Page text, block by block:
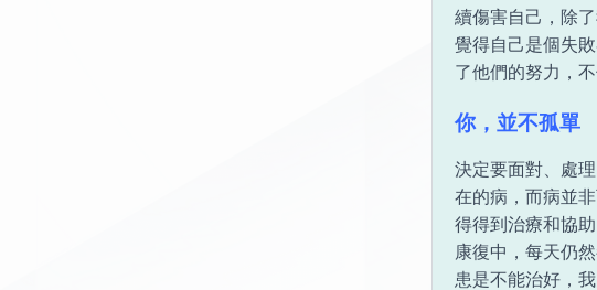
續傷害自己，除
覺得自己是個失
了他們的努力，
你，並不孤單
決定要面對、處
在的病，而病並
得得到治療和協
康復中，每天仍
患是不能治好，